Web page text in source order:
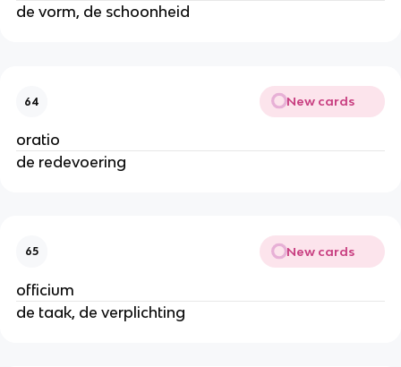
de vorm, de schoonheid
64 New cards
oratio
de redevoering
65 New cards
officium
de taak, de verplichting